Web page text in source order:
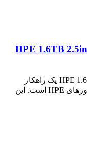
HPE 1.6TB
SSD سرور HPE 1.6TB 2.5 SAS 12G WI SC SSD یک راهکار
قدرتمند و مطمئن برای ارتقاء عملکرد سرورهای HPE است. این